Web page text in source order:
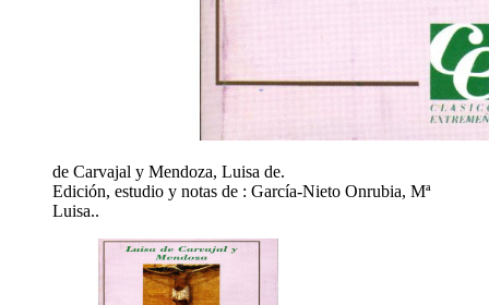
de Carvajal y Mendoza, Luisa de.
Edición, estudio y notas de : García-Nieto Onrubia, Mª
Luisa..